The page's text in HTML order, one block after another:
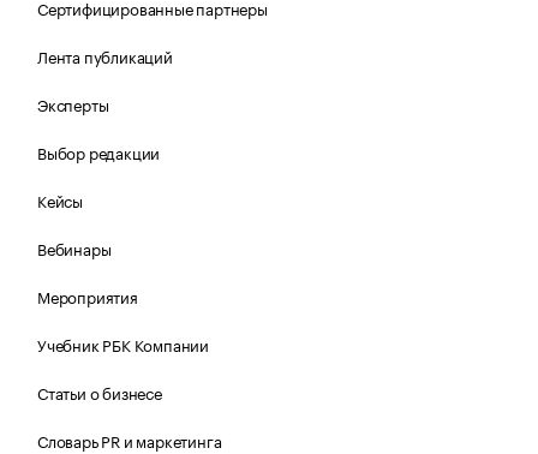
Сертифицированные партнеры
Лента публикаций
Эксперты
Выбор редакции
Кейсы
Вебинары
Мероприятия
Учебник РБК Компании
Статьи о бизнесе
Словарь PR и маркетинга